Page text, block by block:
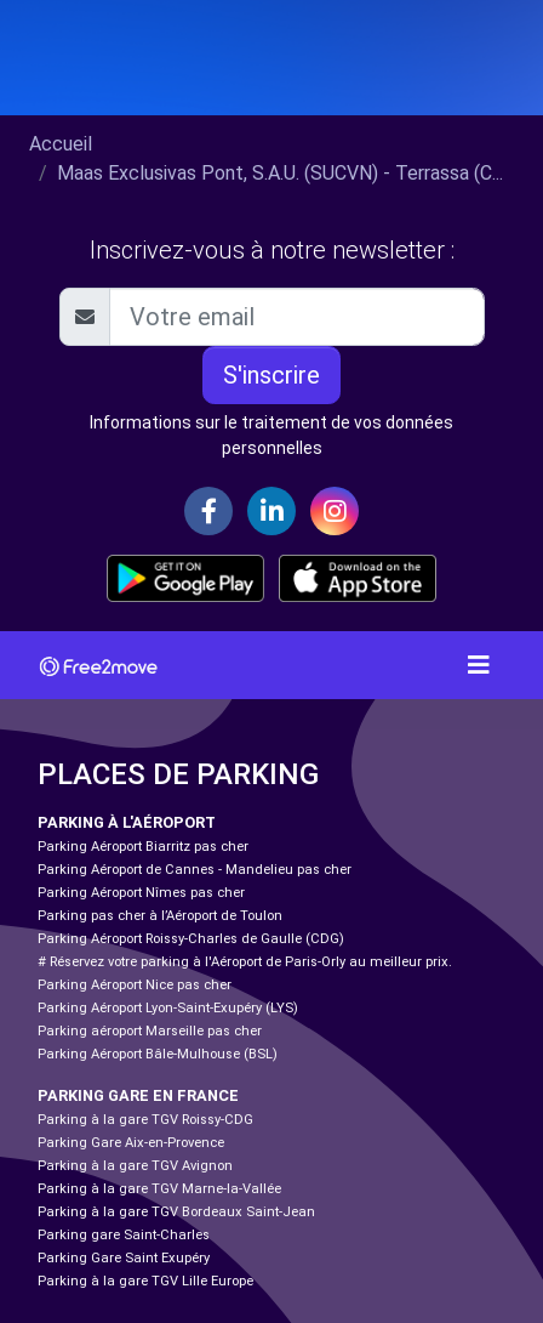
Accueil
Maas Exclusivas Pont, S.A.U. (SUCVN) - Terrassa (C...
Inscrivez-vous à notre newsletter :
S'inscrire
Informations sur le traitement de vos données
personnelles
PLACES DE PARKING
PARKING À L'AÉROPORT
Parking Aéroport Biarritz pas cher
Parking Aéroport de Cannes - Mandelieu pas cher
Parking Aéroport Nîmes pas cher
Parking pas cher à l’Aéroport de Toulon
Parking Aéroport Roissy-Charles de Gaulle (CDG)
# Réservez votre parking à l'Aéroport de Paris-Orly au meilleur prix.
Parking Aéroport Nice pas cher
Parking Aéroport Lyon-Saint-Exupéry (LYS)
Parking aéroport Marseille pas cher
Parking Aéroport Bâle-Mulhouse (BSL)
PARKING GARE EN FRANCE
Parking à la gare TGV Roissy-CDG
Parking Gare Aix-en-Provence
Parking à la gare TGV Avignon
Parking à la gare TGV Marne-la-Vallée
Parking à la gare TGV Bordeaux Saint-Jean
Parking gare Saint-Charles
Parking Gare Saint Exupéry
Parking à la gare TGV Lille Europe